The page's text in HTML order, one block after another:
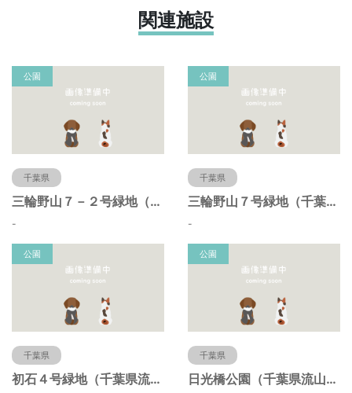
関連施設
公園
千葉県
三輪野山７－２号緑地（千葉県流山市）
-
公園
千葉県
三輪野山７号緑地（千葉県流山市）
-
公園
千葉県
初石４号緑地（千葉県流山市）
公園
千葉県
日光橋公園（千葉県流山市）